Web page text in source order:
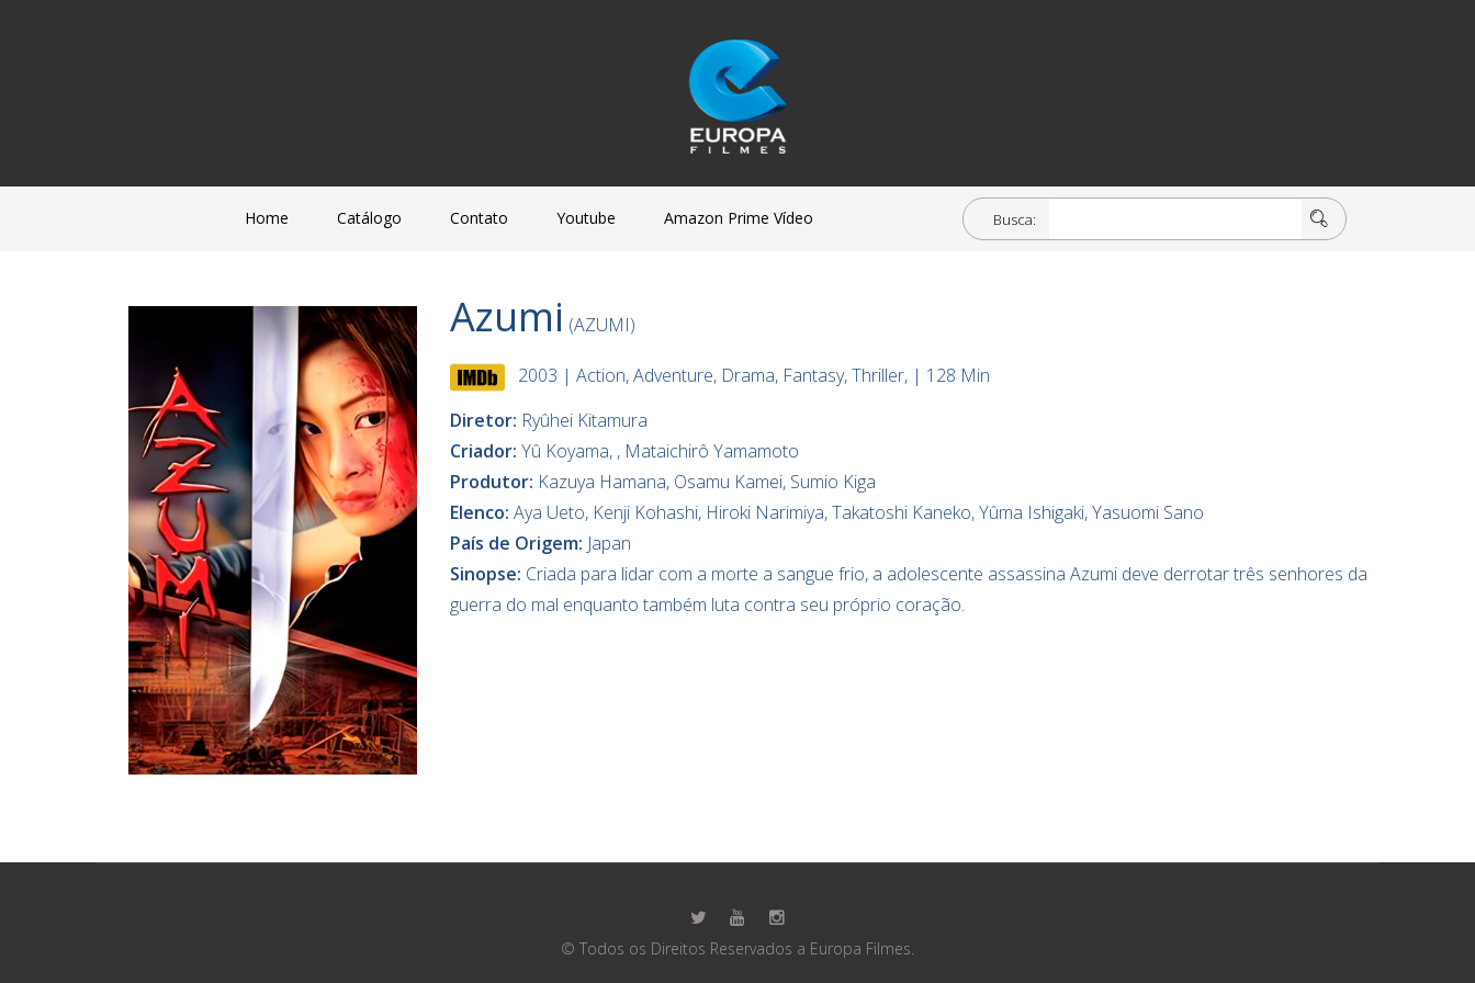
Home Catálogo Contato Youtube Amazon Prime Vídeo Busca:
Azumi (AZUMI)
2003 | Action, Adventure, Drama, Fantasy, Thriller,| 128 Min
Diretor: Ryûhei Kitamura
Criador: Yû Koyama, , Mataichirô Yamamoto
Produtor: Kazuya Hamana, Osamu Kamei, Sumio Kiga
Elenco: Aya Ueto, Kenji Kohashi, Hiroki Narimiya, Takatoshi Kaneko, Yûma Ishigaki, Yasuomi Sano
País de Origem: Japan
Sinopse: Criada para lidar com a morte a sangue frio, a adolescente assassina Azumi deve derrotar três senhores da
guerra do mal enquanto também luta contra seu próprio coração.
© Todos os Direitos Reservados a Europa Filmes.